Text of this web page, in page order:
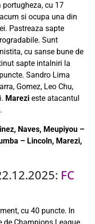
cu 17
si ocupa una din
Pastreaza sapte
Sunt
cu sanse bune de
sapte intalniri la
Sandro Lima
Gomez, Leo Chu,
Marezi este atacantul
Naves, Meupiyou –
– Lincoln, Marezi,
FC
cu 40 puncte. In